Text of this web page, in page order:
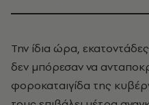
Την ίδια ώρα,
δεν μπόρεσαν να
φοροκαταιγίδα της